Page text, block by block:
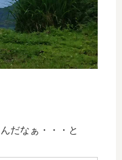
だなぁ・・・と